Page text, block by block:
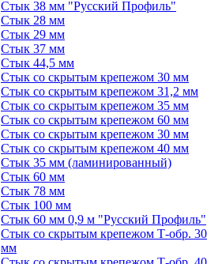
Стык 38 мм "Русский Профиль"
Стык 28 мм
Стык 29 мм
Стык 37 мм
Стык 44,5 мм
Стык со скрытым крепежом 30 мм
Стык со скрытым крепежом 31,2 мм
Стык со скрытым крепежом 35 мм
Стык со скрытым крепежом 60 мм
Стык со скрытым крепежом 30 мм
Стык со скрытым крепежом 40 мм
Стык 35 мм (ламинированный)
Стык 60 мм
Стык 78 мм
Стык 100 мм
Стык 60 мм 0,9 м "Русский Профиль"
Стык со скрытым крепежом Т-обр. 30
мм